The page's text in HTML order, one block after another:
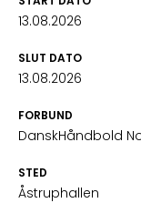
13.08.2026
SLUT DATO
13.08.2026
FORBUND
DanskHåndbold
STED
Åstruphallen